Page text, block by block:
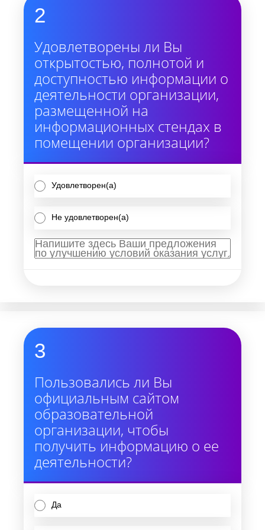
2
Удовлетворены ли Вы
открытостью, полнотой и
доступностью информации о
деятельности организации,
размещенной на
информационных стендах в
помещении организации?
Удовлетворен(а)
Не удовлетворен(а)
3
Пользовались ли Вы
официальным сайтом
образовательной
организации, чтобы
получить информацию о ее
деятельности?
Да